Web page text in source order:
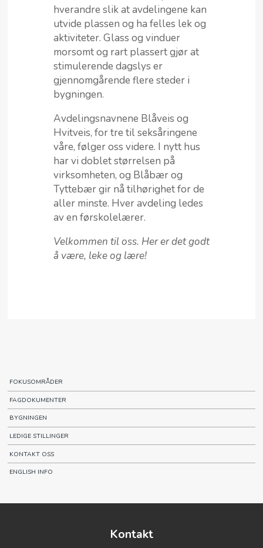
hverandre slik at avdelingene kan
utvide plassen og ha felles lek og
aktiviteter. Glass og vinduer
morsomt og rart plassert gjør at
stimulerende dagslys er
gjennomgårende flere steder i
bygningen.
Avdelingsnavnene Blåveis og
Hvitveis, for tre til seksåringene
våre, følger oss videre. I nytt hus
har vi doblet størrelsen på
virksomheten, og Blåbær og
Tyttebær gir nå tilhørighet for de
aller minste. Hver avdeling ledes
av en førskolelærer.
Velkommen til oss. Her er det godt
å være, leke og lære!
FOKUSOMRÅDER
FAGDOKUMENTER
BYGNINGEN
LEDIGE STILLINGER
KONTAKT OSS
ENGLISH INFO
Kontakt